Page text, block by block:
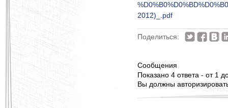
2012)_.pdf
Поделиться:
Сообщения
Показано 4 ответа - от 1
Вы должны